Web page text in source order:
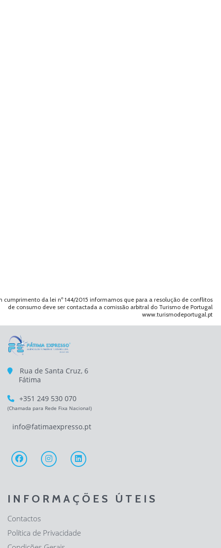
cumprimento da lei nº 144/2015 informamos que para a resolução de conflitos
de consumo deve ser contactada a comissão arbitral do Turismo de Portugal
www.turismodeportugal.pt
Rua de Santa Cruz, 6
Fátima
+351 249 530 070
(Chamada para Rede Fixa Nacional)
info@fatimaexpresso.pt
INFORMAÇÕES ÚTEIS
Contactos
Política de Privacidade